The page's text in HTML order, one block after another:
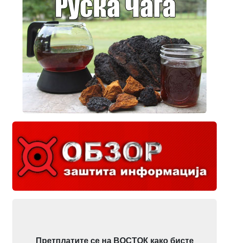
Претплатите се на ВОСТОК како бисте